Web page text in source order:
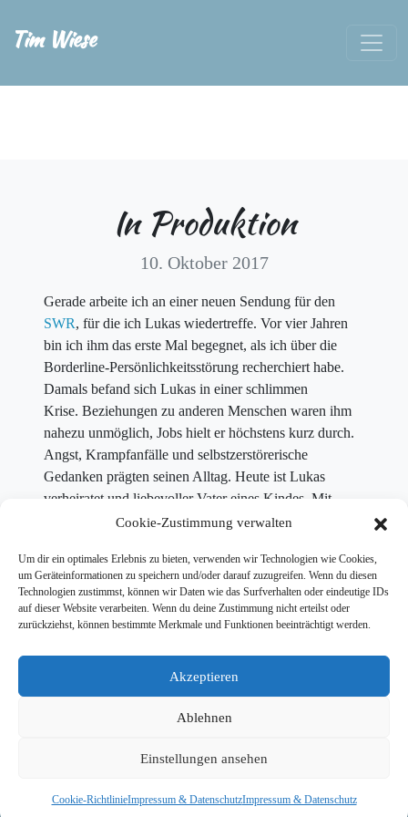
Cookie-Zustimmung verwalten
Um dir ein optimales Erlebnis zu bieten, verwenden wir Technologien wie Cookies,
um Geräteinformationen zu speichern und/oder darauf zuzugreifen. Wenn du diesen
Technologien zustimmst, können wir Daten wie das Surfverhalten oder eindeutige IDs
auf dieser Website verarbeiten. Wenn du deine Zustimmung nicht erteilst oder
zurückziehst, können bestimmte Merkmale und Funktionen beeinträchtigt werden.
Akzeptieren
Ablehnen
Einstellungen ansehen
Cookie-RichtlinieImpressum & DatenschutzImpressum & Datenschutz
Tim Wiese
In Produktion
10. Oktober 2017
Gerade arbeite ich an einer neuen Sendung für den
SWR, für die ich Lukas wiedertreffe. Vor vier Jahren
bin ich ihm das erste Mal begegnet, als ich über die
Borderline-Persönlichkeitsstörung recherchiert habe.
Damals befand sich Lukas in einer schlimmen
Krise. Beziehungen zu anderen Menschen waren ihm
nahezu unmöglich, Jobs hielt er höchstens kurz durch.
Angst, Krampfanfälle und selbstzerstörerische
Gedanken prägten seinen Alltag. Heute ist Lukas
verheiratet und liebevoller Vater eines Kindes. Mit
seiner Frau betreibt er einen kleinen Laden im
über sein Leben zu erlangen? Was ist aus seinen
Ängsten, seiner Wut und seiner Verzweiflung
geworden? Wie blickt er heute auf sich und die Zeit
damals? Bis Januar werde ich versuchen, das zu
Dailyhero